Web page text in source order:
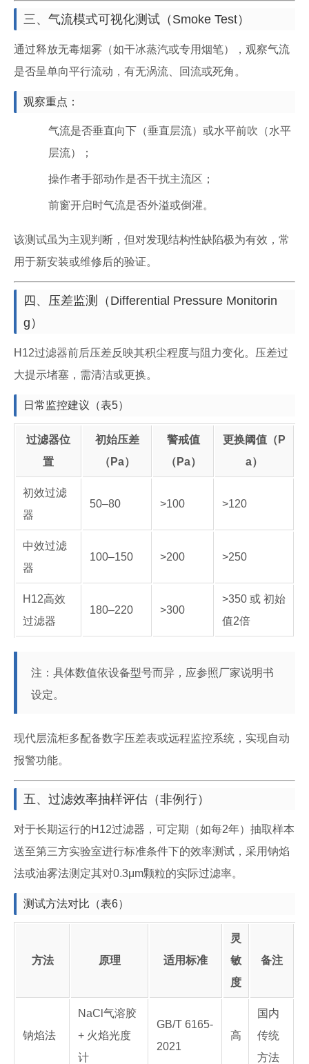
三、气流模式可视化测试（Smoke Test）
通过释放无毒烟雾（如干冰蒸汽或专用烟笔），观察气流
是否呈单向平行流动，有无涡流、回流或死角。
观察重点：
气流是否垂直向下（垂直层流）或水平前吹（水平
层流）；
操作者手部动作是否干扰主流区；
前窗开启时气流是否外溢或倒灌。
该测试虽为主观判断，但对发现结构性缺陷极为有效，常
用于新安装或维修后的验证。
四、压差监测（Differential Pressure Monitorin
g）
H12过滤器前后压差反映其积尘程度与阻力变化。压差过
大提示堵塞，需清洁或更换。
日常监控建议（表5）
过滤器位
置
初始压差
（Pa）
警戒值
（Pa）
更换阈值（P
a）
初效过滤
器
50–80 >100 >120
中效过滤
器
100–150 >200 >250
H12高效
过滤器
180–220 >300
>350 或 初始
值2倍
注：具体数值依设备型号而异，应参照厂家说明书
设定。
现代层流柜多配备数字压差表或远程监控系统，实现自动
报警功能。
五、过滤效率抽样评估（非例行）
对于长期运行的H12过滤器，可定期（如每2年）抽取样本
送至第三方实验室进行标准条件下的效率测试，采用钠焰
法或油雾法测定其对0.3μm颗粒的实际过滤率。
测试方法对比（表6）
方法 原理 适用标准
灵
敏
度
备注
钠焰法
NaCl气溶胶
+ 火焰光度
计
GB/T 6165-
2021
高
国内
传统
方法